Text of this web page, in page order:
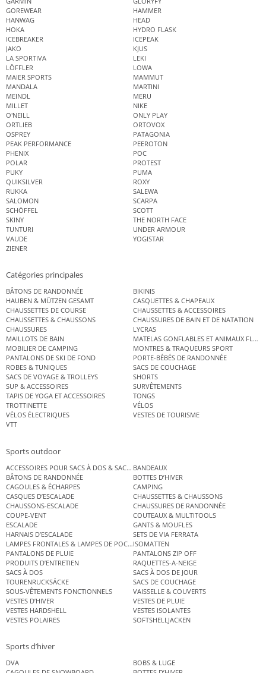
GOREWEAR
HAMMER
HANWAG
HEAD
HOKA
HYDRO FLASK
ICEBREAKER
ICEPEAK
JAKO
KJUS
LA SPORTIVA
LEKI
LÖFFLER
LOWA
MAIER SPORTS
MAMMUT
MANDALA
MARTINI
MEINDL
MERU
MILLET
NIKE
O'NEILL
ONLY PLAY
ORTLIEB
ORTOVOX
OSPREY
PATAGONIA
PEAK PERFORMANCE
PEEROTON
PHENIX
POC
POLAR
PROTEST
PUKY
PUMA
QUIKSILVER
ROXY
RUKKA
SALEWA
SALOMON
SCARPA
SCHÖFFEL
SCOTT
SKINY
THE NORTH FACE
TUNTURI
UNDER ARMOUR
VAUDE
YOGISTAR
ZIENER
Catégories principales
BÂTONS DE RANDONNÉE
BIKINIS
HAUBEN & MÜTZEN GESAMT
CASQUETTES & CHAPEAUX
CHAUSSETTES DE COURSE
CHAUSSETTES & ACCESSOIRES
CHAUSSETTES & CHAUSSONS
CHAUSSURES DE BAIN ET DE NATATION
CHAUSSURES
LYCRAS
MAILLOTS DE BAIN
MATELAS GONFLABLES ET ANIMAUX
MOBILIER DE CAMPING
MONTRES & TRAQUEURS SPORT
PANTALONS DE SKI DE FOND
PORTE-BÉBÉS DE RANDONNÉE
ROBES & TUNIQUES
SACS DE COUCHAGE
SACS DE VOYAGE & TROLLEYS
SHORTS
SUP & ACCESSOIRES
SURVÊTEMENTS
TAPIS DE YOGA ET ACCESSOIRES
TONGS
TROTTINETTE
VÉLOS
VÉLOS ÉLECTRIQUES
VESTES DE TOURISME
VTT
Sports outdoor
ACCESSOIRES POUR SACS À DOS & SACS ÉTANCHES
BANDEAUX
BÂTONS DE RANDONNÉE
BOTTES D’HIVER
CAGOULES & ÉCHARPES
CAMPING
CASQUES D’ESCALADE
CHAUSSETTES & CHAUSSONS
CHAUSSONS-ESCALADE
CHAUSSURES DE RANDONNÉE
COUPE-VENT
COUTEAUX & MULTITOOLS
ESCALADE
GANTS & MOUFLES
HARNAIS D’ESCALADE
SETS DE VIA FERRATA
LAMPES FRONTALES & LAMPES DE POCHEISOMATTEN
PANTALONS DE PLUIE
PANTALONS ZIP OFF
PRODUITS D’ENTRETIEN
RAQUETTES-A-NEIGE
SACS À DOS
SACS À DOS DE JOUR
TOURENRUCKSÄCKE
SACS DE COUCHAGE
SOUS-VÊTEMENTS FONCTIONNELS
VAISSELLE & COUVERTS
VESTES D’HIVER
VESTES DE PLUIE
VESTES HARDSHELL
VESTES ISOLANTES
VESTES POLAIRES
SOFTSHELLJACKEN
Sports d’hiver
DVA
BOBS & LUGE